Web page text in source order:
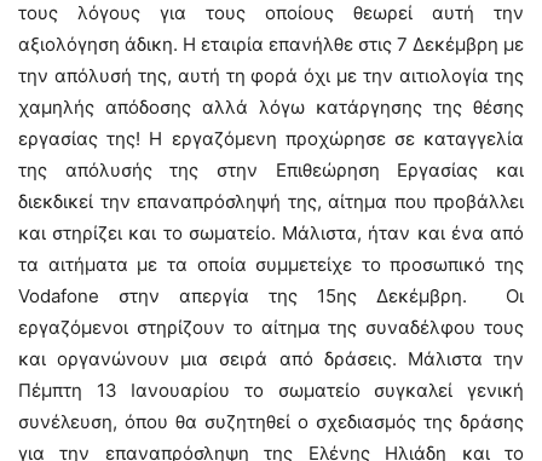
τους λόγους για τους οποίους θεωρεί αυτή την
αξιολόγηση άδικη. Η εταιρία επανήλθε στις 7 Δεκέμβρη με
την απόλυσή της, αυτή τη φορά όχι με την αιτιολογία της
χαμηλής απόδοσης αλλά λόγω κατάργησης της θέσης
εργασίας της! Η εργαζόμενη προχώρησε σε καταγγελία
της απόλυσής της στην Επιθεώρηση Εργασίας και
διεκδικεί την επαναπρόσληψή της, αίτημα που προβάλλει
και στηρίζει και το σωματείο. Μάλιστα, ήταν και ένα από
τα αιτήματα με τα οποία συμμετείχε το προσωπικό της
Vodafone στην απεργία της 15ης Δεκέμβρη. Οι
εργαζόμενοι στηρίζουν το αίτημα της συναδέλφου τους
και οργανώνουν μια σειρά από δράσεις. Μάλιστα την
Πέμπτη 13 Ιανουαρίου το σωματείο συγκαλεί γενική
συνέλευση, όπου θα συζητηθεί ο σχεδιασμός της δράσης
για την επαναπρόσληψη της Ελένης Ηλιάδη και το